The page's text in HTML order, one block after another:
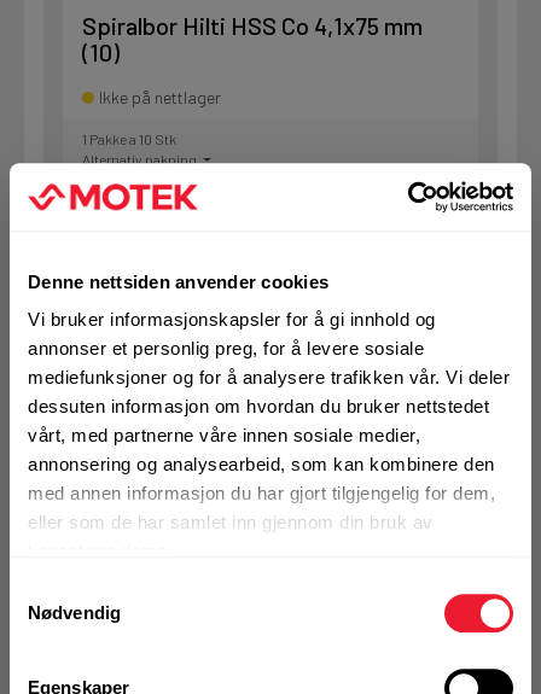
Denne nettsiden anvender cookies
Vi bruker informasjonskapsler for å gi innhold og
annonser et personlig preg, for å levere sosiale
mediefunksjoner og for å analysere trafikken vår. Vi deler
dessuten informasjon om hvordan du bruker nettstedet
vårt, med partnerne våre innen sosiale medier,
annonsering og analysearbeid, som kan kombinere den
med annen informasjon du har gjort tilgjengelig for dem,
eller som de har samlet inn gjennom din bruk av
Nødvendig
Egenskaper
Spiralbor Hilti HSS Co 4,1x75 mm
(10)
Ikke på nettlager
1 Pakke a 10 Stk
Alternativ pakning
registrer deg for å
Art.nr. 72071136
Spiralbor Hilti HSS Co 4,2x75 mm
(10)
Ikke på nettlager